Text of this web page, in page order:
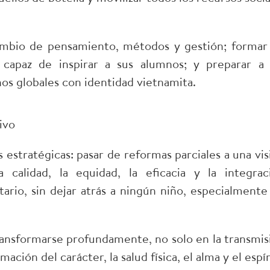
de pensamiento, métodos y gestión;
de inspirar a sus alumnos; y preparar a
globales con identidad vietnamita.
pasar de reformas parciales a una
calidad, la equidad, la eficacia y la
sin dejar atrás a ningún niño,
profundamente, no solo en la
del carácter, la salud física, el alma y el